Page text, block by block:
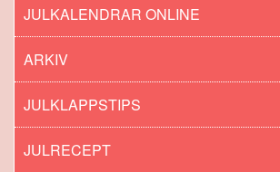
JULKALENDRAR ONLINE
ARKIV
JULKLAPPSTIPS
JULRECEPT